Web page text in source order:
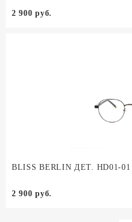
2 900 руб.
BLISS BERLIN ДЕТ. HD01-01
2 900 руб.